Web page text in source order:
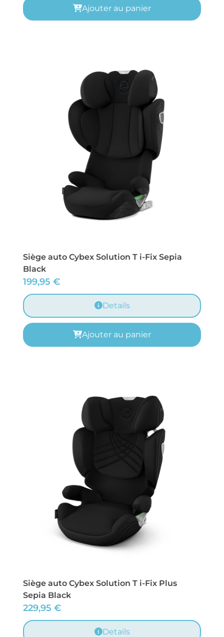
Ajouter au panier
Siège auto Cybex Solution T i-Fix Sepia
Black
199,95 €
Details
Ajouter au panier
Siège auto Cybex Solution T i-Fix Plus
Sepia Black
229,95 €
Details